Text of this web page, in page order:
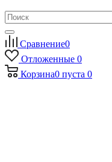
Сравнение0
Отложенные 0
Корзина0 пуста 0